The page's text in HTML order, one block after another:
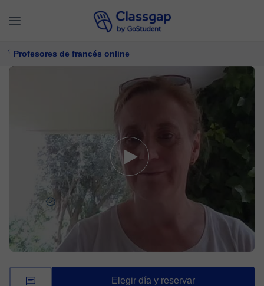
Profesores de francés online
Agnès
5,0 (582)
4221 clases
Francés
Ofrece prueba gratuita
$ 17/
Elegir día y reservar